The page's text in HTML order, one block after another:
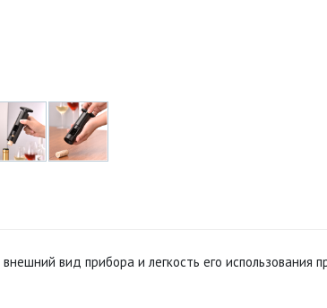
вид прибора и легкость его